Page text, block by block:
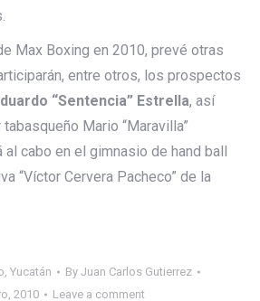
Max Boxing en 2010, prevé otras
entre otros, los prospectos
“Sentencia” Estrella, así
Mario “Maravilla”
al cabo en el gimnasio de hand ball
“Víctor Cervera Pacheco” de la
, Yucatán By Juan Carlos Gutierrez
2010
Leave a comment